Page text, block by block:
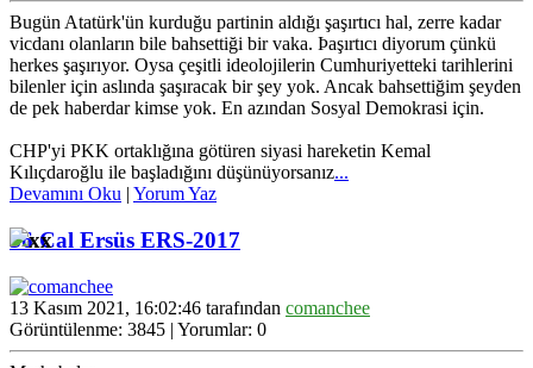
Bugün Atatürk'ün kurduğu partinin aldığı şaşırtıcı hal, zerre kadar
vicdanı olanların bile bahsettiği bir vaka. Þaşırtıcı diyorum çünkü
herkes şaşırıyor. Oysa çeşitli ideolojilerin Cumhuriyetteki tarihlerini
bilenler için aslında şaşıracak bir şey yok. Ancak bahsettiğim şeyden
de pek haberdar kimse yok. En azından Sosyal Demokrasi için.
CHP'yi PKK ortaklığına götüren siyasi hareketin Kemal
Kılıçdaroğlu ile başladığını düşünüyorsanız...
Devamını Oku | Yorum Yaz
36 Cal Ersüs ERS-2017
13 Kasım 2021, 16:02:46 tarafından comanchee
Görüntülenme: 3845 | Yorumlar: 0